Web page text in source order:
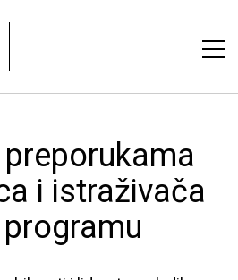
i istraživača